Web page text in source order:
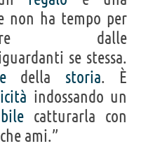
non ha tempo per
dalle
se stessa.
della storia. È
indossando un
catturarla con
ami.”